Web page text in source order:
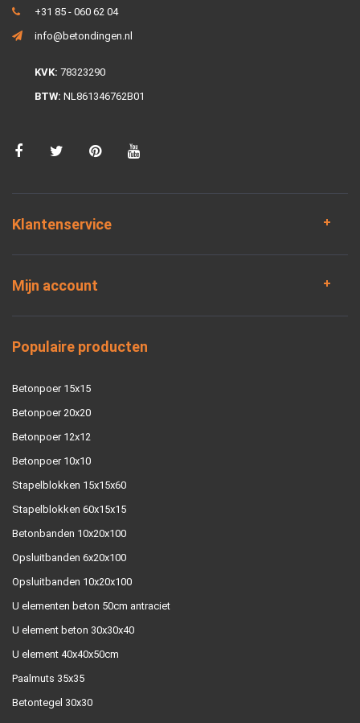
+31 85 - 060 62 04
info@betondingen.nl
KVK: 78323290
BTW: NL861346762B01
Klantenservice
Mijn account
Populaire producten
Betonpoer 15x15
Betonpoer 20x20
Betonpoer 12x12
Betonpoer 10x10
Stapelblokken 15x15x60
Stapelblokken 60x15x15
Betonbanden 10x20x100
Opsluitbanden 6x20x100
Opsluitbanden 10x20x100
U elementen beton 50cm antraciet
U element beton 30x30x40
U element 40x40x50cm
Paalmuts 35x35
Betontegel 30x30